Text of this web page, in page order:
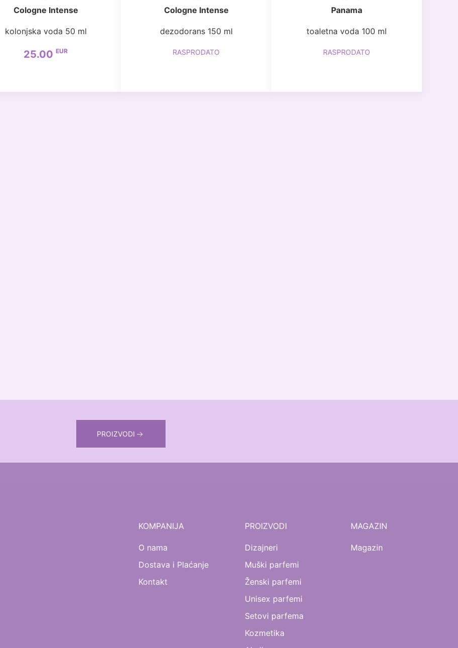
Cologne Intense
kolonjska voda 50 ml
25.00 EUR
Cologne Intense
dezodorans 150 ml
RASPRODATO
Panama
toaletna voda 100 ml
RASPRODATO
PROIZVODI
KOMPANIJA
O nama
Dostava i Plaćanje
Kontakt
PROIZVODI
Dizajneri
Muški parfemi
Ženski parfemi
Unisex parfemi
Setovi parfema
Kozmetika
MAGAZIN
Magazin